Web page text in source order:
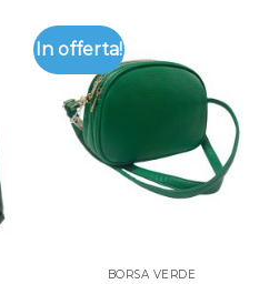
In offerta!
BORSA VERDE